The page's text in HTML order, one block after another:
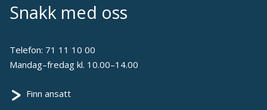
Snakk med oss
Telefon: 71 11 10 00
Mandag–fredag kl. 10.00–14.00
Finn ansatt